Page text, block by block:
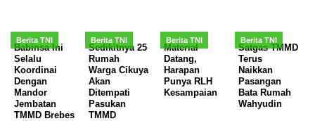
Berita TNI
Babinsa Ini
Selalu
Koordinai
Dengan
Mandor
Jembatan
TMMD Brebes
Berita TNI
Sedikitnya 25
Rumah
Warga Cikuya
Akan
Ditempati
Pasukan
TMMD
Berita TNI
Material
Datang,
Harapan
Punya RLH
Kesampaian
Berita TNI
Satgas TMMD
Terus
Naikkan
Pasangan
Bata Rumah
Wahyudin